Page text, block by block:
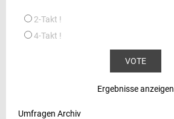
2-Takt !
4-Takt !
Ergebnisse anzeigen
Umfragen Archiv